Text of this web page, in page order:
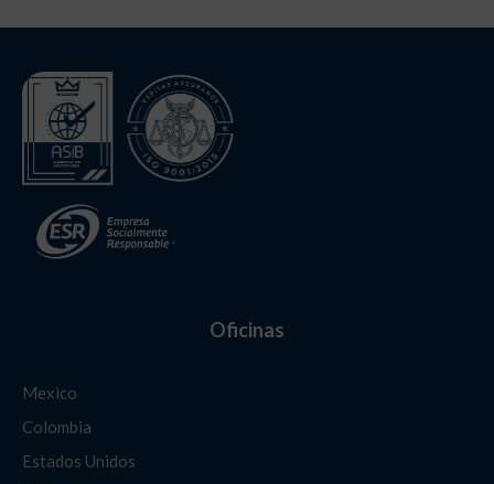
Oficinas
Mexico
Colombia
Estados Unidos